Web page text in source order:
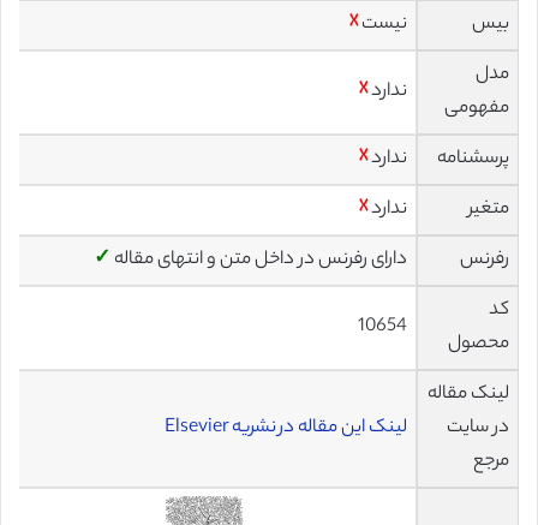
بیس نیست☓
مدل
مفهومی
ندارد☓
پرسشنامه ندارد☓
متغیر
ندارد☓
رفرنس
دارای رفرنس در داخل متن و انتهای مقاله ✓
کد
محصول
10654
لینک مقاله
در سایت
مرجع
لینک این مقاله در نشریه Elsevier